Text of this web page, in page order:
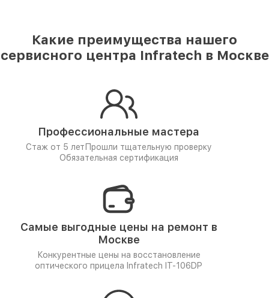
Какие преимущества нашего
сервисного центра Infratech в Москве
Профессиональные мастера
Стаж от 5 лет Прошли тщательную проверку
Обязательная сертификация
Самые выгодные цены на ремонт в
Москве
Конкурентные цены на восстановление
оптического прицела Infratech IT-106DP